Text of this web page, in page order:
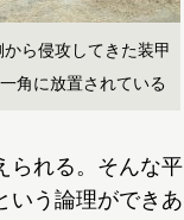
ら侵攻してきた装甲
角に放置されている
られる。そんな平
いう論理ができあ